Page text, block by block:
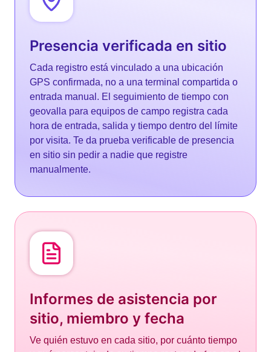
Presencia verificada en sitio
Cada registro está vinculado a una ubicación
GPS confirmada, no a una terminal compartida o
entrada manual. El seguimiento de tiempo con
geovalla para equipos de campo registra cada
hora de entrada, salida y tiempo dentro del límite
por visita. Te da prueba verificable de presencia
en sitio sin pedir a nadie que registre
manualmente.
Informes de asistencia por
sitio, miembro y fecha
Ve quién estuvo en cada sitio, por cuánto tiempo